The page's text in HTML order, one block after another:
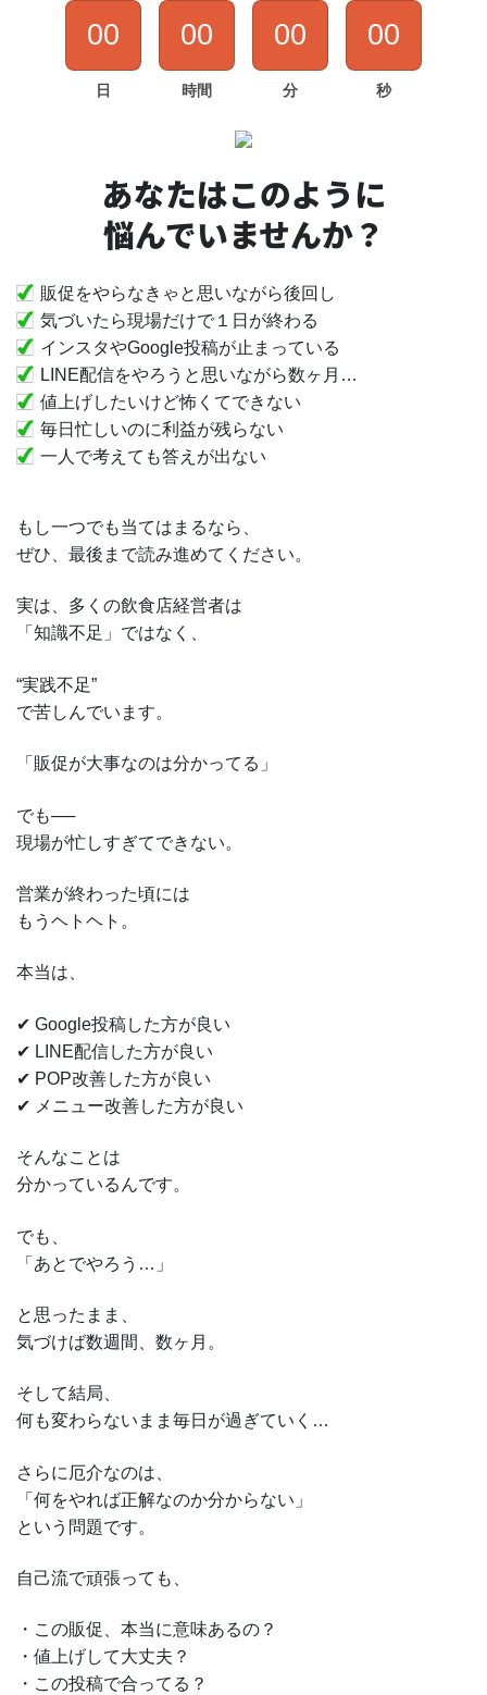
00
日
00
時間
00
分
00
秒
あなたはこのように
悩んでいませんか？
販促をやらなきゃと思いながら後回し
気づいたら現場だけで１日が終わる
インスタやGoogle投稿が止まっている
LINE配信をやろうと思いながら数ヶ月…
値上げしたいけど怖くてできない
毎日忙しいのに利益が残らない
一人で考えても答えが出ない
もし一つでも当てはまるなら、
ぜひ、最後まで読み進めてください。
実は、多くの飲食店経営者は
「知識不足」ではなく、
“実践不足”
で苦しんでいます。
「販促が大事なのは分かってる」
でも──
現場が忙しすぎてできない。
営業が終わった頃には
もうヘトヘト。
本当は、
✔ Google投稿した方が良い
✔ LINE配信した方が良い
✔ POP改善した方が良い
✔ メニュー改善した方が良い
そんなことは
分かっているんです。
でも、
「あとでやろう…」
と思ったまま、
気づけば数週間、数ヶ月。
そして結局、
何も変わらないまま毎日が過ぎていく…
さらに厄介なのは、
「何をやれば正解なのか分からない」
という問題です。
自己流で頑張っても、
・この販促、本当に意味あるの？
・値上げして大丈夫？
・この投稿で合ってる？